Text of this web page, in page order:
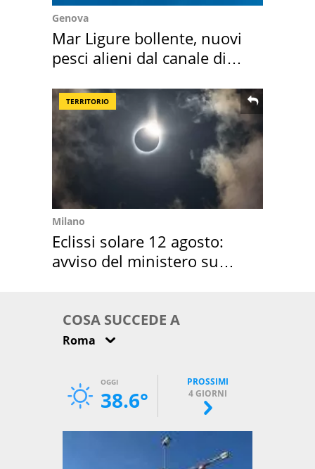
Genova
Mar Ligure bollente, nuovi
pesci alieni dal canale di
TERRITORIO
Milano
Eclissi solare 12 agosto:
avviso del ministero su